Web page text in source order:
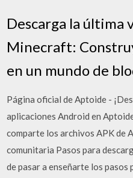
Descarga la última
Minecraft:
en un mundo de
Página oficial de Aptoide -
aplicaciones Android en
comparte los archivos APK de
comunitaria Pasos para
de pasar a enseñarte los